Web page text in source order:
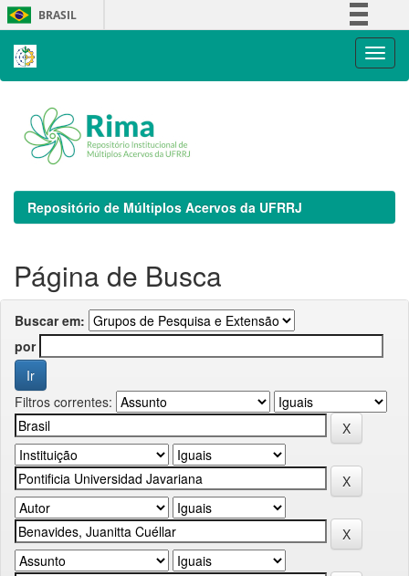
Skip
navigation
BRASIL
Repositório de Múltiplos Acervos da UFRRJ
Página de Busca
Buscar em:
por
Filtros correntes: